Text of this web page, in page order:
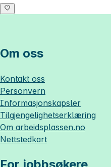
Om oss
Kontakt oss
Personvern
Informasjonskapsler
Tilgjengelighetserklæring
Om arbeidsplassen.no
Nettstedkart